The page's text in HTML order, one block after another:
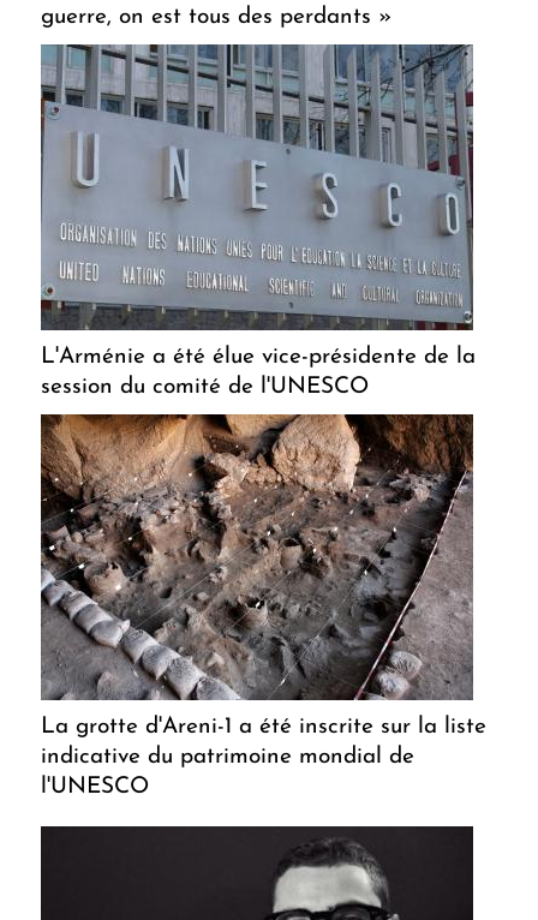
guerre, on est tous des perdants »
L'Arménie a été élue vice-présidente de la
session du comité de l'UNESCO
La grotte d'Areni-1 a été inscrite sur la liste
indicative du patrimoine mondial de
l'UNESCO